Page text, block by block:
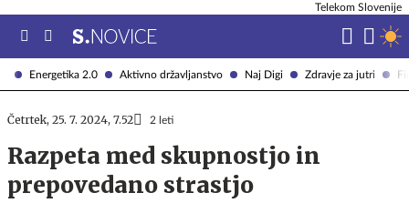
Energetika 2.0 Aktivno državljanstvo Naj Digi Zdravje za jutri
Telekom Slovenije
Četrtek, 25. 7. 2024, 7.52 2 leti
Razpeta med skupnostjo in
prepovedano strastjo